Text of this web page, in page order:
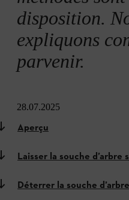
disposition.
expliquons
parvenir.
28.07.2025
Aperçu
Laisser la souche d’arbre
Déterrer la souche d’arbre